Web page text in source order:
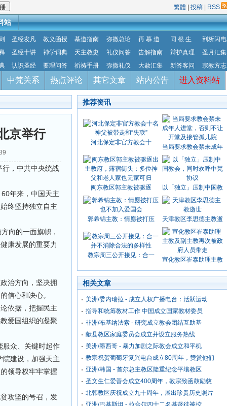
繁體 投稿 RSS
站
圣经发凡 教义函授 慕道指南 弥撒总论 再 慕 道 同 根 生
剖析闪电
圣经十讲 神学词典 天主教史 礼仪问答 告解指南 辩护真理
圣月汇集
认识圣经 要理问答 祈祷手册 弥撒礼仪 大赦汇集 新答客问 宗教方志
中梵关系 热点评论 其它文章 站内公告 进入资料站
京举行
，中共中央统战
年来，中国天主
终坚持独立自主
向的一面旗帜，
康发展的重要力
治方向，坚决拥
信心和决心。
依据，把握民主
爱国组织的凝聚
众、关键时起作
院建设，加强天主
领导权牢牢掌握
攻坚的号召，发
推荐资讯
河北保定非官方教会十
当局要求教会禁未成年
闽东教区郭主教被驱逐 以「独立」压制中国教
郭希锦主教：情愿被打压 天津教区李思德主教逝
教宗周三公开接见：合一
宣化教区崔泰助理主教
相关文章
美洲/委内瑞拉 - 成立人权广播电台：活跃运动
指导和统筹教材工作 中国成立国家教材委员
非洲/布基纳法索 - 研究成立教会团结互助基
献县教区家庭委员会成立并设立服务热线
美洲/墨西哥 - 暴力加剧之际教会成立和平机
教宗祝贺葡萄牙复兴电台成立80周年，赞赏他们
亚洲/韩国 - 首尔总主教区隆重纪念平壤教区
圣文生仁爱善会成立400周年，教宗致函鼓励慈
北韩教区庆祝成立九十周年，展出珍贵历史照片
亚洲/巴基斯坦 - 拉合尔四十二名基督徒被控